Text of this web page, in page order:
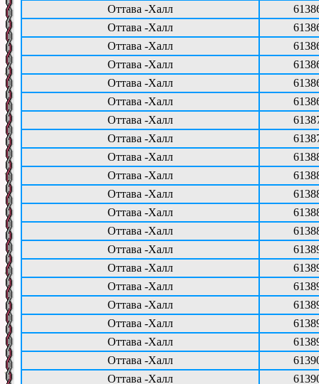
Оттава -Халл
Оттава -Халл
Оттава -Халл
Оттава -Халл
Оттава -Халл
Оттава -Халл
Оттава -Халл
Оттава -Халл
Оттава -Халл
Оттава -Халл
Оттава -Халл
Оттава -Халл
Оттава -Халл
Оттава -Халл
Оттава -Халл
Оттава -Халл
Оттава -Халл
Оттава -Халл
Оттава -Халл
Оттава -Халл
Оттава -Халл